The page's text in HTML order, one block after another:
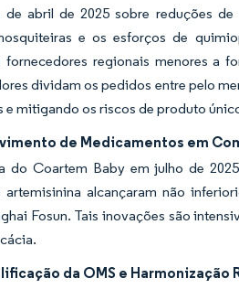
de abril de 2025 sobre reduções
e os esforços de
regionais menores a
dividam os pedidos entre pelo
e mitigando os riscos de produto
de Medicamentos em
do Coartem Baby em julho de
alcançaram não
Fosun. Tais inovações são
da OMS e Harmonização